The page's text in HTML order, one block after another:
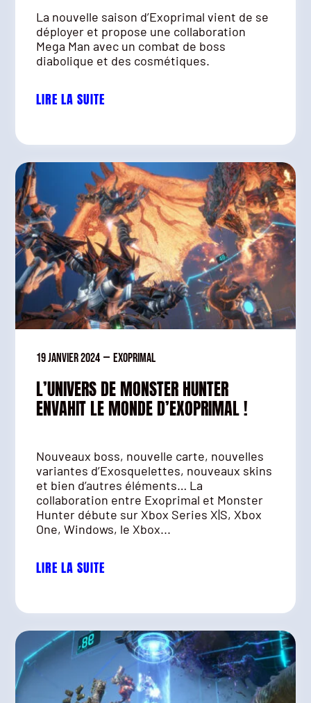
La nouvelle saison d’Exoprimal vient de se
déployer et propose une collaboration
Mega Man avec un combat de boss
diabolique et des cosmétiques.
LIRE LA SUITE
19 janvier 2024 — Exoprimal
L’UNIVERS DE MONSTER HUNTER
ENVAHIT LE MONDE D’EXOPRIMAL !
Nouveaux boss, nouvelle carte, nouvelles
variantes d’Exosquelettes, nouveaux skins
et bien d’autres éléments… La
collaboration entre Exoprimal et Monster
Hunter débute sur Xbox Series X|S, Xbox
One, Windows, le Xbox...
LIRE LA SUITE